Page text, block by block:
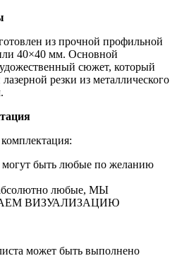
из прочной профильной
40×40 мм. Основной
сюжет, который
резки из металлического
могут быть любые по желанию
любые, МЫ
ВИЗУАЛИЗАЦИЮ
может быть выполнено